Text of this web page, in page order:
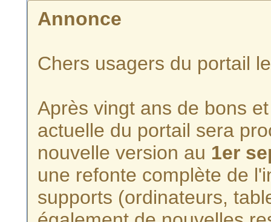
Annonce
Chers usagers du portail
Après vingt ans de bons
actuelle du portail sera
nouvelle version au 1er
une refonte complète de
supports (ordinateurs,